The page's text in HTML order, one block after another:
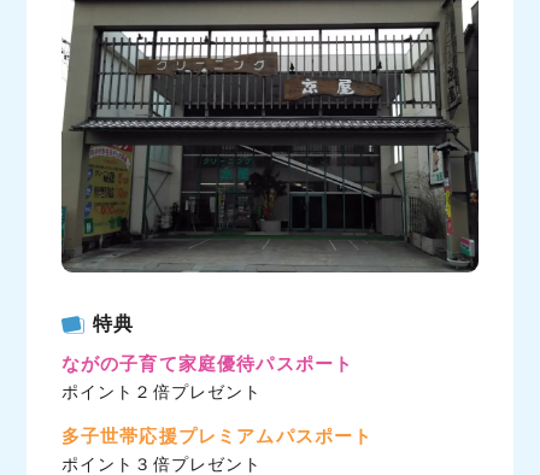
b
o
o
k
t
e
r
特典
ながの子育て家庭優待パスポート
ポイント２倍プレゼント
多子世帯応援プレミアムパスポート
ポイント３倍プレゼント